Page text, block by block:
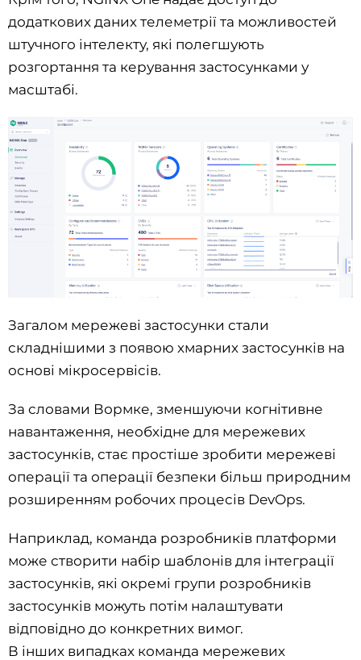
додаткових даних телеметрії та можливостей
штучного інтелекту, які полегшують
розгортання та керування застосунками у
масштабі.
Загалом мережеві застосунки стали
складнішими з появою хмарних застосунків на
основі мікросервісів.
За словами Вормке, зменшуючи когнітивне
навантаження, необхідне для мережевих
застосунків, стає простіше зробити мережеві
операції та операції безпеки більш природним
розширенням робочих процесів DevOps.
Наприклад, команда розробників платформи
може створити набір шаблонів для інтеграції
застосунків, які окремі групи розробників
застосунків можуть потім налаштувати
відповідно до конкретних вимог.
В інших випадках команда мережевих